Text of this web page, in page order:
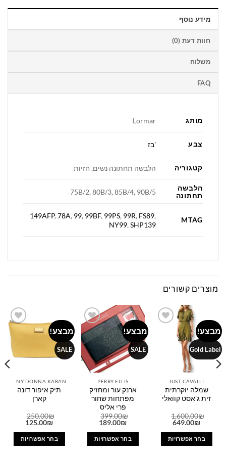
מידע נוסף
חוות דעת (0)
משלוח
FAQ
מותג Lormar
צבע 'בז
קטגוריה הלבשה תחתונה נשים, חזיות
הלבשה
תחתונה
75B/2, 80B/3, 85B/4, 90B/5
MTAG
149AFP, 78A, 99, 99BF, 99PS, 99R, FS89,
NY99, SHP139
מוצרים קשורים
מבצע!
Gold Label
JUST CAVALLI
שמלה יוקרתית
זית ג’אסט קוואלי
1,600.00₪
המחיר
1,600.00₪.
649.00₪
המחיר
649.00₪.בחר אפשרויות
מבצע!
SALE
Add to
wishlist
PERRY ELLIS
ארנק עור ומחזיק
מפתחות שחור
פרי אליס
399.00₪
המחיר
399.00₪.
189.00₪
המחיר
189.00₪.בחר אפשרויות
מבצע!
SALE
Add to
wishlist
תיק איפור דונה
קארן
250.00₪
המחיר
250.00₪.
125.00₪
המחיר
בחר אפשרויות